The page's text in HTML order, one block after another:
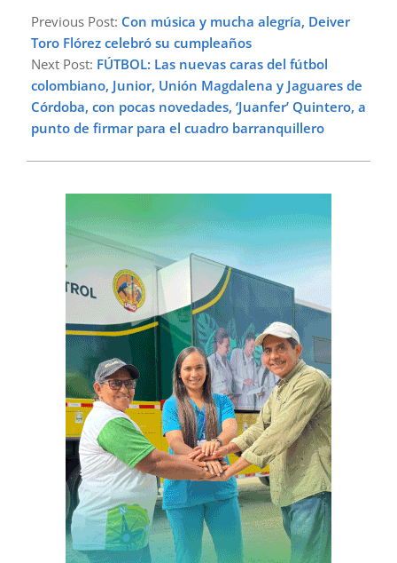
01-
09
Previous Post: Con música y mucha alegría, Deiver
Toro Flórez celebró su cumpleaños
Next Post: FÚTBOL: Las nuevas caras del fútbol
colombiano, Junior, Unión Magdalena y Jaguares de
Córdoba, con pocas novedades, ‘Juanfer’ Quintero, a
punto de firmar para el cuadro barranquillero